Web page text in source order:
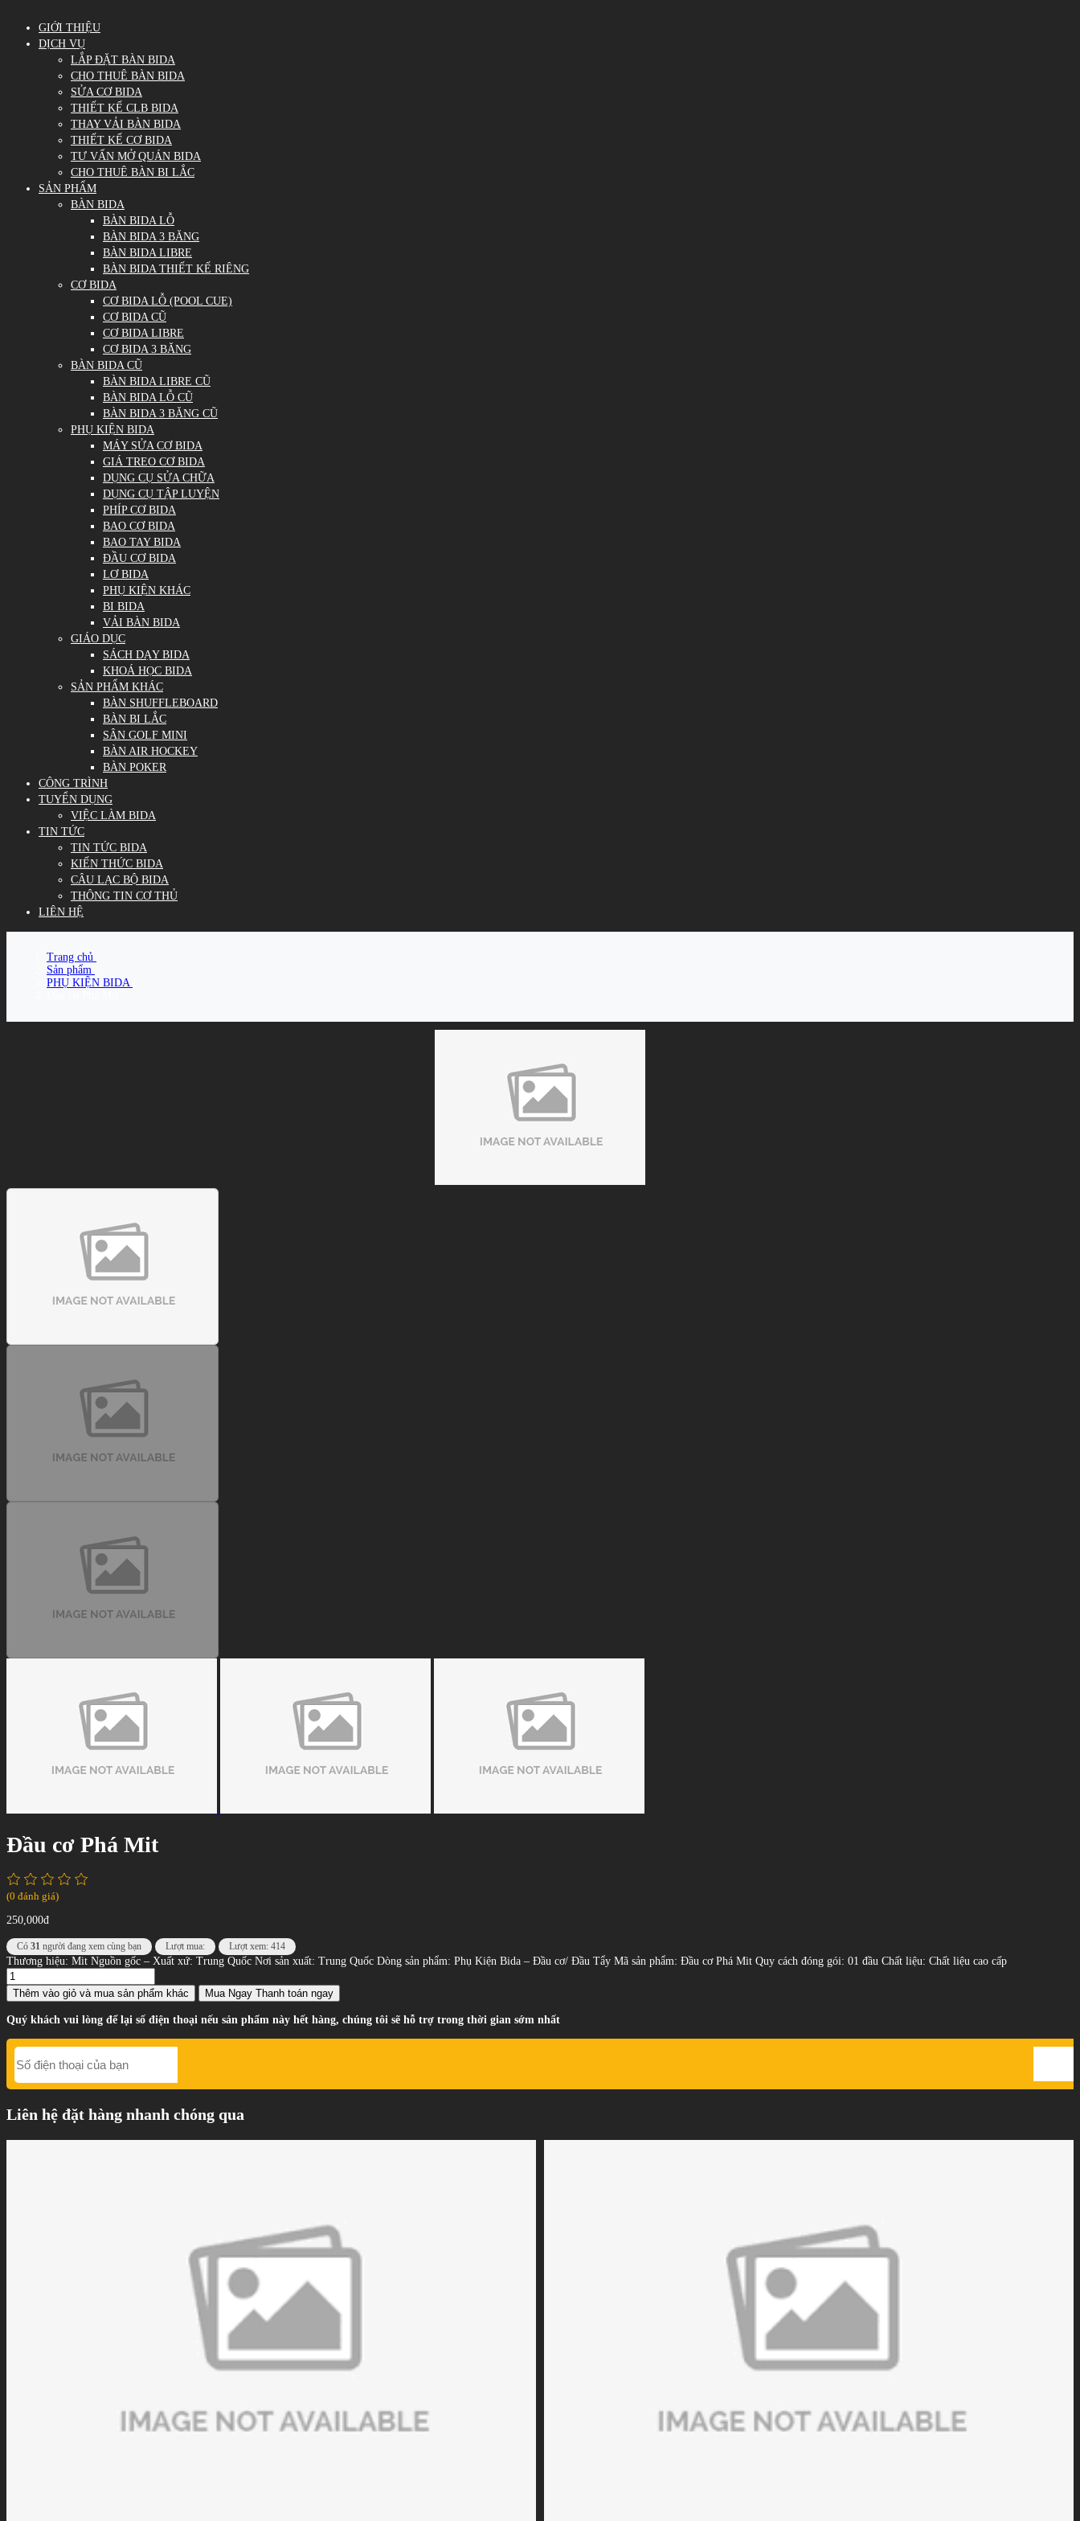
GIỚI THIỆU
DỊCH VỤ
LẮP ĐẶT BÀN BIDA
CHO THUÊ BÀN BIDA
SỬA CƠ BIDA
THIẾT KẾ CLB BIDA
THAY VẢI BÀN BIDA
THIẾT KẾ CƠ BIDA
TƯ VẤN MỞ QUÁN BIDA
CHO THUÊ BÀN BI LẮC
SẢN PHẨM
BÀN BIDA
BÀN BIDA LỖ
BÀN BIDA 3 BĂNG
BÀN BIDA LIBRE
BÀN BIDA THIẾT KẾ RIÊNG
CƠ BIDA
CƠ BIDA LỖ (POOL CUE)
CƠ BIDA CŨ
CƠ BIDA LIBRE
CƠ BIDA 3 BĂNG
BÀN BIDA CŨ
BÀN BIDA LIBRE CŨ
BÀN BIDA LỖ CŨ
BÀN BIDA 3 BĂNG CŨ
PHỤ KIỆN BIDA
MÁY SỬA CƠ BIDA
GIÁ TREO CƠ BIDA
DỤNG CỤ SỬA CHỮA
DỤNG CỤ TẬP LUYỆN
PHÍP CƠ BIDA
BAO CƠ BIDA
BAO TAY BIDA
ĐẦU CƠ BIDA
LƠ BIDA
PHỤ KIỆN KHÁC
BI BIDA
VẢI BÀN BIDA
GIÁO DỤC
SÁCH DẠY BIDA
KHOÁ HỌC BIDA
SẢN PHẨM KHÁC
BÀN SHUFFLEBOARD
BÀN BI LẮC
SÂN GOLF MINI
BÀN AIR HOCKEY
BÀN POKER
CÔNG TRÌNH
TUYỂN DỤNG
VIỆC LÀM BIDA
TIN TỨC
TIN TỨC BIDA
KIẾN THỨC BIDA
CÂU LẠC BỘ BIDA
THÔNG TIN CƠ THỦ
LIÊN HỆ
Trang chủ
Sản phẩm
PHỤ KIỆN BIDA
Đầu cơ Phá Mit
(0 đánh giá)
250,000đ
Có 31 người đang xem cùng bạn Lượt mua: Lượt xem: 414
Thương hiệu: Mit Nguồn gốc – Xuất xứ: Trung Quốc Nơi sản xuất: Trung Quốc Dòng sản phẩm: Phụ Kiện Bida – Đầu cơ/ Đầu Tẩy Mã sản phẩm: Đầu cơ Phá Mit Quy cách đóng gói: 01 đầu Chất liệu: Chất liệu cao cấp
Thêm vào giỏ và mua sản phẩm khác Mua Ngay Thanh toán ngay
Quý khách vui lòng để lại số điện thoại nếu sản phẩm này hết hàng, chúng tôi sẽ hỗ trợ trong thời gian sớm nhất
Liên hệ đặt hàng nhanh chóng qua